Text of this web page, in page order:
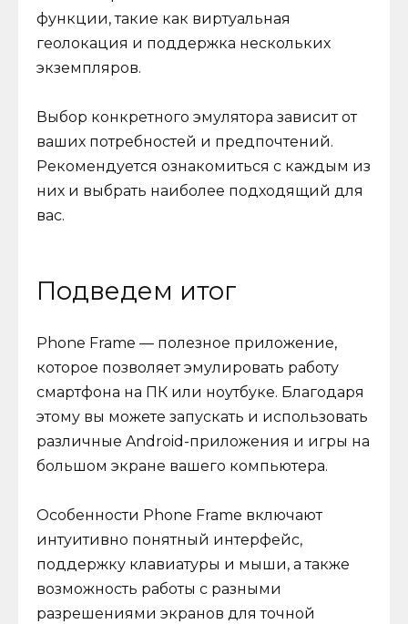
функции, такие как виртуальная
геолокация и поддержка нескольких
экземпляров.
Выбор конкретного эмулятора зависит от
ваших потребностей и предпочтений.
Рекомендуется ознакомиться с каждым из
них и выбрать наиболее подходящий для
вас.
Подведем итог
Phone Frame — полезное приложение,
которое позволяет эмулировать работу
смартфона на ПК или ноутбуке. Благодаря
этому вы можете запускать и использовать
различные Android-приложения и игры на
большом экране вашего компьютера.
Особенности Phone Frame включают
интуитивно понятный интерфейс,
поддержку клавиатуры и мыши, а также
возможность работы с разными
разрешениями экранов для точной